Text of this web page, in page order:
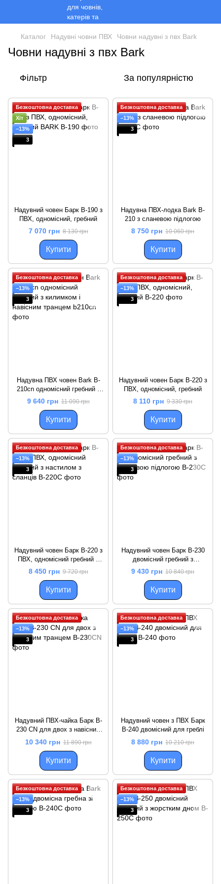
Каталог Надувні човни ПВХ Човни надувні з пвх Bark
Човни надувні з пвх Bark
Фільтр За популярністю
Безкоштовна доставка
Хіт
−13%
3
Надувний човен Барк B-190 з
ПВХ, одномісний, гребний
7 070 грн 8 130 грн
Купити
Безкоштовна доставка
−13%
3
Надувна ПВХ-лодка Bark B-
210 з сланевою підлогою
8 750 грн 10 060 грн
Купити
Безкоштовна доставка
−13%
3
Надувна ПВХ човен Bark B-
210cn одномісний гребний з
килимком і навісним транцем
9 640 грн 11 090 грн
Купити
Безкоштовна доставка
−13%
3
Надувний човен Барк B-220 з
ПВХ, одномісний, гребний
8 110 грн 9 330 грн
Купити
Безкоштовна доставка
−13%
3
Надувний човен Барк B-220 з
ПВХ, одномісний гребний з
настилом з сланців
8 450 грн 9 720 грн
Купити
Безкоштовна доставка
−13%
3
Надувний човен Барк B-230
двомісний гребний з
сланевою підлогою
9 430 грн 10 840 грн
Купити
Безкоштовна доставка
−13%
3
Надувний ПВХ-чайка Барк B-
230 CN для двох з навісним
транцем
10 340 грн 11 890 грн
Купити
Безкоштовна доставка
−13%
3
Надувний човен з ПВХ Барк
B-240 двомісний для греблі
8 880 грн 10 210 грн
Купити
Безкоштовна доставка
−13%
3
Безкоштовна доставка
−13%
3